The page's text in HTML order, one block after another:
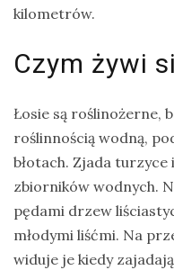
kilometrów.
Czym żywi
Łosie są roślinożerne,
roślinnością wodną,
błotach. Zjada
zbiorników wodnych.
pędami drzew
młodymi liśćmi. Na
widuje je kiedy